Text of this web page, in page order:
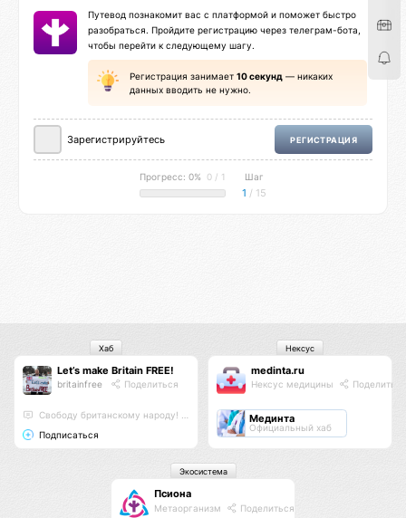
Путевод познакомит вас с платформой и поможет быстро
разобраться. Пройдите регистрацию через телеграм-бота,
чтобы перейти к следующему шагу.
Регистрация занимает 10 секунд — никаких
данных вводить не нужно.
Зарегистрируйтесь РЕГИСТРАЦИЯ
Прогресс: 0% 0 / 1 Шаг
1 / 15
Let’s make Britain FREE!
britainfree Поделиться
Свободу британскому народу! #letsmakebritainfree #lmbf
Подписаться
Хаб
medinta.ru
Нексус медицины Поделиться
Мединта
Официальный хаб
Нексус
Псиона
Метаорганизм Поделиться
Экосистема